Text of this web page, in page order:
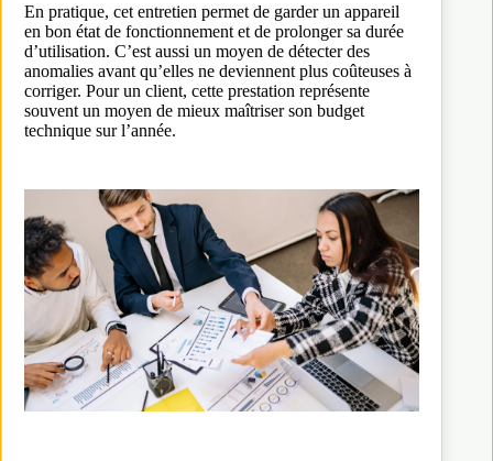
En pratique, cet entretien permet de garder un appareil
en bon état de fonctionnement et de prolonger sa durée
d’utilisation. C’est aussi un moyen de détecter des
anomalies avant qu’elles ne deviennent plus coûteuses à
corriger. Pour un client, cette prestation représente
souvent un moyen de mieux maîtriser son budget
technique sur l’année.